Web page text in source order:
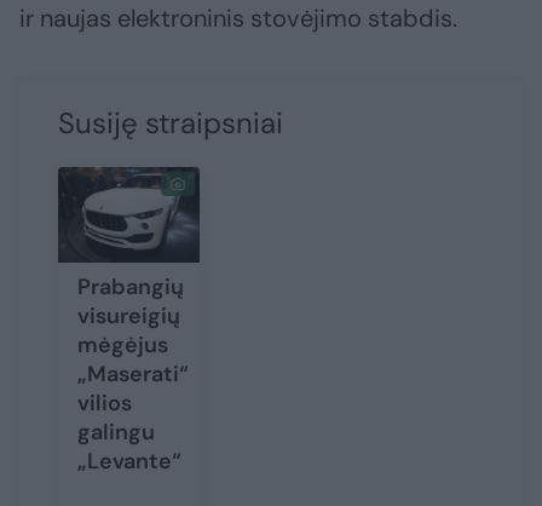
ir naujas elektroninis stovėjimo stabdis.
Susiję straipsniai
Prabangių
visureigių
mėgėjus
„Maserati“
vilios
galingu
„Levante“